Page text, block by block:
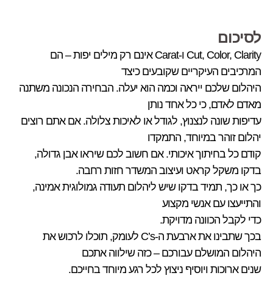
לסיכום
Cut, Color, Clarity ו-Carat אינם רק מילים יפות – הם
המרכיבים העיקריים שקובעים כיצד
היהלום שלכם ייראה וכמה הוא יעלה. הבחירה הנכונה משתנה
מאדם לאדם, כי כל אחד נותן
עדיפות שונה לנצנוץ, לגודל או לאיכות צלולה. אם אתם רוצים
יהלום זוהר במיוחד, התמקדו
קודם כל בחיתוך איכותי. אם חשוב לכם שיראו אבן גדולה,
בדקו משקל קראט ועיצוב המשדר חזות רחבה.
כך או כך, תמיד בדקו שיש ליהלום תעודה גמולוגית אמינה,
והתייעצו עם אנשי מקצוע
כדי לקבל הכוונה מדויקת.
בכך שתבינו את ארבעת ה-C’s לעומק, תוכלו לרכוש את
היהלום המושלם עבורכם – כזה שילווה אתכם
שנים ארוכות ויוסיף ניצוץ לכל רגע מיוחד בחייכם.